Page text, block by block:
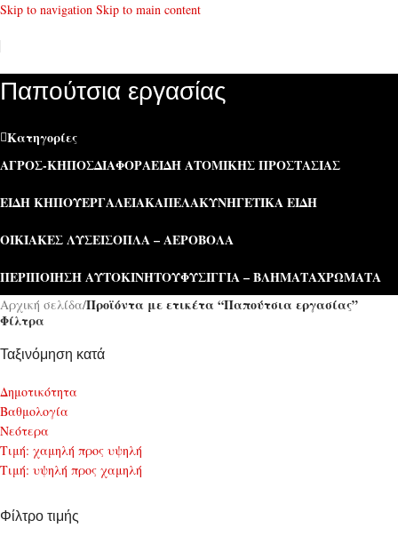
Skip to navigation Skip to main content
Παπούτσια εργασίας
Κατηγορίες
ΑΓΡΌΣ-ΚΉΠΟΣΔΙΆΦΟΡΑΕΊΔΗ ΑΤΟΜΙΚΉΣ ΠΡΟΣΤΑΣΊΑΣ
ΕΊΔΗ ΚΉΠΟΥΕΡΓΑΛΕΊΑΚΑΠΕΛΑΚΥΝΗΓΕΤΙΚΆ ΕΊΔΗ
ΟΙΚΙΑΚΈΣ ΛΎΣΕΙΣΌΠΛΑ – ΑΕΡΟΒΌΛΑ
ΠΕΡΙΠΟΊΗΣΗ ΑΥΤΟΚΙΝΉΤΟΥΦΥΣΊΓΓΙΑ – ΒΛΉΜΑΤΑΧΡΏΜΑΤΑ
Αρχική σελίδα/Προϊόντα με ετικέτα “Παπούτσια εργασίας”
Φίλτρα
Ταξινόμηση κατά
Δημοτικότητα
Bαθμολογία
Νεότερα
Τιμή: χαμηλή προς υψηλή
Τιμή: υψηλή προς χαμηλή
Φίλτρο τιμής